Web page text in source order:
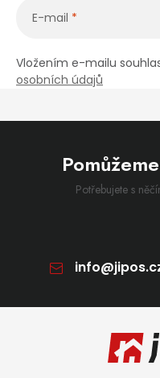
E-mail
Vložením e-mailu
osobních údajů
Potřebujete s
info@